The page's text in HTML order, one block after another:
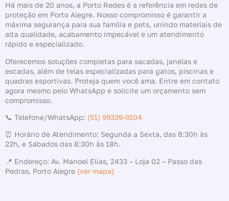
Há mais de 20 anos, a Porto Redes é a referência em redes de
proteção em Porto Alegre. Nosso compromisso é garantir a
máxima segurança para sua família e pets, unindo materiais de
alta qualidade, acabamento impecável e um atendimento
rápido e especializado.
Oferecemos soluções completas para sacadas, janelas e
escadas, além de telas especializadas para gatos, piscinas e
quadras esportivas. Proteja quem você ama. Entre em contato
agora mesmo pelo WhatsApp e solicite um orçamento sem
compromisso.
📞 Telefone/WhatsApp: (51) 99339-9104
⏰ Horário de Atendimento: Segunda a Sexta, das 8:30h às
22h, e Sábados das 8:30h às 18h.
📍 Endereço: Av. Manoel Elias, 2433 – Loja 02 – Passo das
Pedras, Porto Alegre (ver mapa)